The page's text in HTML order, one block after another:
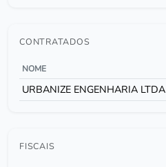
CONTRATADOS
NOME
URBANIZE ENGENHARIA LTDA
FISCAIS